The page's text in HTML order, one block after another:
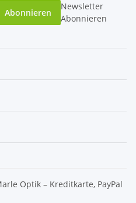
Abonnieren
Newsletter
Abonnieren